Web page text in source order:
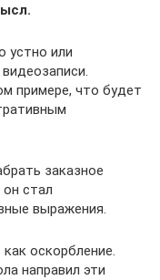
устно или
примере, что будет
заказное
стал
выражения.
оскорбление.
направил эти